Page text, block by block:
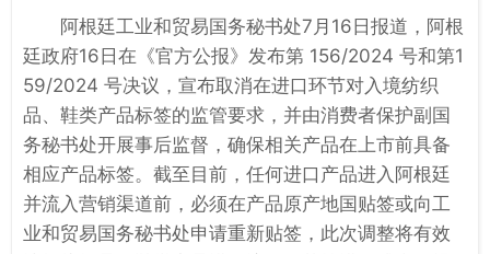
阿根廷工业和贸易国务秘书处7月16日报道，阿根
廷政府16日在《官方公报》发布第 156/2024 号和第1
59/2024 号决议，宣布取消在进口环节对入境纺织
品、鞋类产品标签的监管要求，并由消费者保护副国
务秘书处开展事后监督，确保相关产品在上市前具备
相应产品标签。截至目前，任何进口产品进入阿根廷
并流入营销渠道前，必须在产品原产地国贴签或向工
业和贸易国务秘书处申请重新贴签，此次调整将有效